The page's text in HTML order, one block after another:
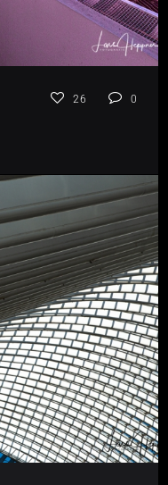
26 0